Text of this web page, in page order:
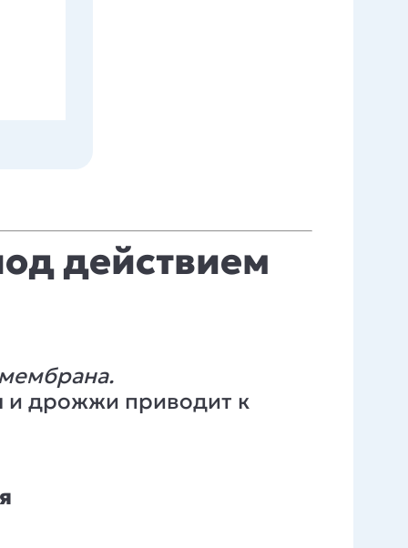
действием
и дрожжи приводит к